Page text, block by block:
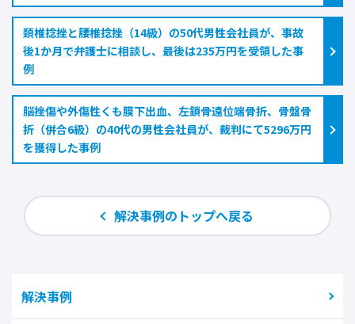
頚椎捻挫と腰椎捻挫（14級）の50代男性会社員が、事故
後1か月で弁護士に相談し、最後は235万円を受領した事
例
脳挫傷や外傷性くも膜下出血、左鎖骨遠位端骨折、骨盤骨
折（併合6級）の40代の男性会社員が、裁判にて5296万円
を獲得した事例
解決事例のトップへ戻る
解決事例